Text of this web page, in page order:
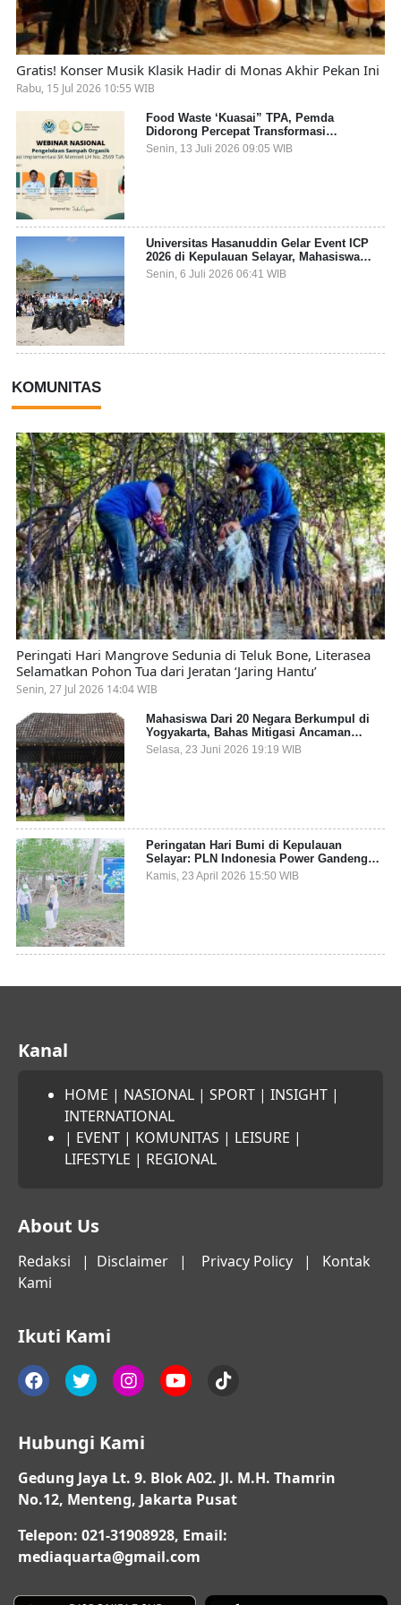
Gratis! Konser Musik Klasik Hadir di Monas Akhir Pekan Ini
Rabu, 15 Jul 2026 10:55 WIB
Food Waste ‘Kuasai” TPA, Pemda
Didorong Percepat Transformasi
Pengelolaan Sampah Organik dari Sumber
Senin, 13 Juli 2026 09:05 WIB
Universitas Hasanuddin Gelar Event ICP
2026 di Kepulauan Selayar, Mahasiswa
dari 27 Negara Jadi Partisipan
Senin, 6 Juli 2026 06:41 WIB
KOMUNITAS
Peringati Hari Mangrove Sedunia di Teluk Bone, Literasea
Selamatkan Pohon Tua dari Jeratan ‘Jaring Hantu’
Senin, 27 Jul 2026 14:04 WIB
Mahasiswa Dari 20 Negara Berkumpul di
Yogyakarta, Bahas Mitigasi Ancaman
Kesehatan Global
Selasa, 23 Juni 2026 19:19 WIB
Peringatan Hari Bumi di Kepulauan
Selayar: PLN Indonesia Power Gandeng
Pemda dan Komunitas, Giatkan Restorasi
Mangrove
Kamis, 23 April 2026 15:50 WIB
Kanal
HOME | NASIONAL | SPORT | INSIGHT |
INTERNATIONAL
| EVENT | KOMUNITAS | LEISURE |
LIFESTYLE | REGIONAL
About Us
Redaksi | Disclaimer | Privacy Policy | Kontak
Kami
Ikuti Kami
Hubungi Kami
Gedung Jaya Lt. 9. Blok A02. Jl. M.H. Thamrin
No.12, Menteng, Jakarta Pusat
Telepon: 021-31908928, Email:
mediaquarta@gmail.com